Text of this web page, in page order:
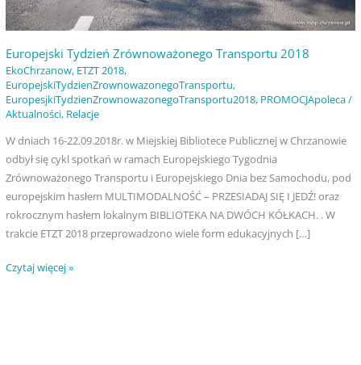
Europejski Tydzień Zrównoważonego Transportu 2018
EkoChrzanow, ETZT 2018,
EuropejskiTydzienZrownowazonegoTransportu,
EuropesjkiTydzienZrownowazonegoTransportu2018, PROMOCJApoleca/
Aktualności, Relacje
W dniach 16-22.09.2018r. w Miejskiej Bibliotece Publicznej w Chrzanowie
odbył się cykl spotkań w ramach Europejskiego Tygodnia
Zrównoważonego Transportu i Europejskiego Dnia bez Samochodu, pod
europejskim hasłem MULTIMODALNOŚĆ – PRZESIADAJ SIĘ I JEDŹ! oraz
rokrocznym hasłem lokalnym BIBLIOTEKA NA DWÓCH KÓŁKACH. . W
trakcie ETZT 2018 przeprowadzono wiele form edukacyjnych […]
Czytaj więcej »